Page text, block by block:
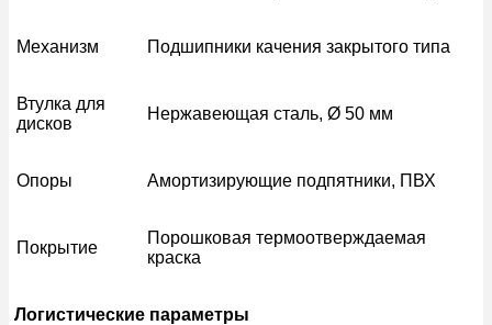
Механизм Подшипники качения закрытого типа
Втулка для
дисков
Нержавеющая сталь, Ø 50 мм
Опоры Амортизирующие подпятники, ПВХ
Покрытие
Порошковая термоотверждаемая
краска
Логистические параметры